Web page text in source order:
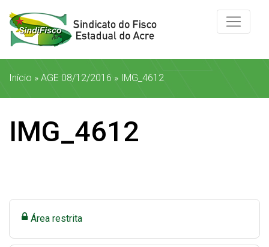
Início » AGE 08/12/2016 » IMG_4612
IMG_4612
Área restrita